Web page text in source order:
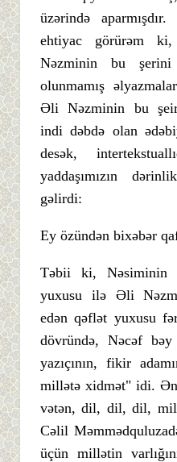
üzərində
ehtiyac görürəm
Nəzminin bu
olunmamış
Əli Nəzminin bu
indi dəbdə olan
desək,
yaddaşımızın
gəlirdi:
Ey özündən bixəbər
Təbii ki, Nəsiminin
yuxusu ilə Əli
edən qəflət yuxusu
dövründə, Nəcəf
yazıçının, fikir
millətə xidmət" idi. Ən
vətən, dil, dil, dil,
Cəlil
üçün millətin